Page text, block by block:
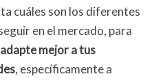
cuáles son los diferentes
en el mercado, para
adapte mejor a tus
, específicamente a